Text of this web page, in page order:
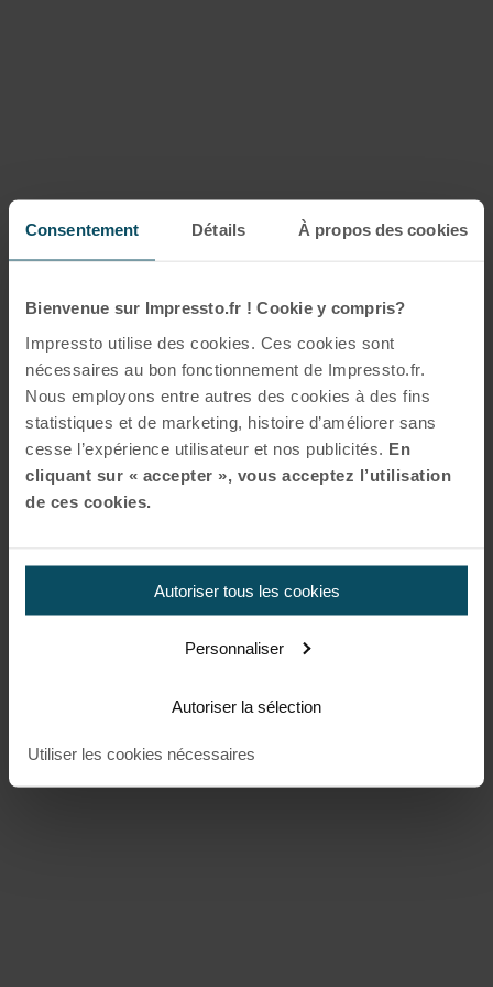
Consentement Détails À propos des cookies
Bienvenue sur Impressto.fr ! Cookie y compris?
Impressto utilise des cookies. Ces cookies sont
nécessaires au bon fonctionnement de Impressto.fr.
Nous employons entre autres des cookies à des fins
statistiques et de marketing, histoire d’améliorer sans
cesse l’expérience utilisateur et nos publicités. En
cliquant sur « accepter », vous acceptez l’utilisation
de ces cookies.
Autoriser tous les cookies
Personnaliser
Autoriser la sélection
Utiliser les cookies nécessaires